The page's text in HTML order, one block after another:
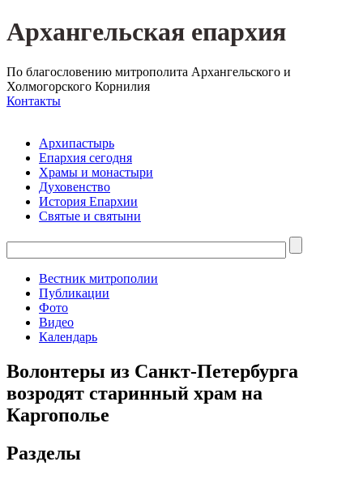
Архангельская епархия
По благословению митрополита Архангельского и
Холмогорского Корнилия
Контакты
Архипастырь
Епархия сегодня
Храмы и монастыри
Духовенство
История Епархии
Святые и святыни
Вестник митрополии
Публикации
Фото
Видео
Календарь
Волонтеры из Санкт-Петербурга
возродят старинный храм на
Каргополье
Разделы